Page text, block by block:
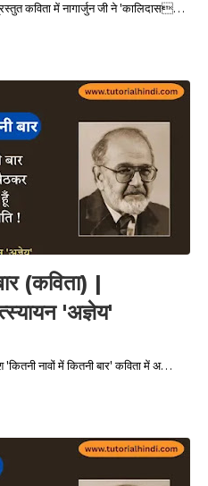
कविता में नागार्जुन जी ने 'कालिदास…
(कविता) |
'अज्ञेय'
'कितनी नावों में कितनी बार' कविता में अ…